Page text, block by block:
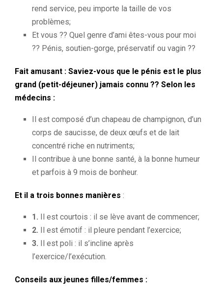
rend service, peu importe la taille de vos
problèmes;
Et vous ?? Quel genre d’ami êtes-vous pour moi
?? Pénis, soutien-gorge, préservatif ou vagin ??
Fait amusant : Saviez-vous que le pénis est le plus
grand (petit-déjeuner) jamais connu ?? Selon les
médecins :
Il est composé d’un chapeau de champignon, d’un
corps de saucisse, de deux œufs et de lait
concentré riche en nutriments;
Il contribue à une bonne santé, à la bonne humeur
et parfois à 9 mois de bonheur.
Et il a trois bonnes manières :
1. Il est courtois : il se lève avant de commencer;
2. Il est émotif : il pleure pendant l’exercice;
3. Il est poli : il s’incline après
l’exercice/l’exécution.
Conseils aux jeunes filles/femmes :